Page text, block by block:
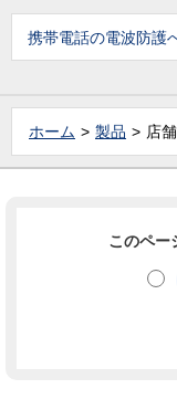
携帯電話の電波防護
ホーム 製品 店
このペー